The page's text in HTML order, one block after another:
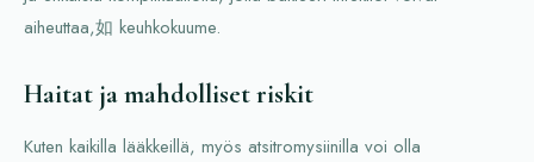
aiheuttaa,如 keuhkokuume.
Haitat ja mahdolliset riskit
Kuten kaikilla lääkkeillä, myös atsitromysiinilla voi olla